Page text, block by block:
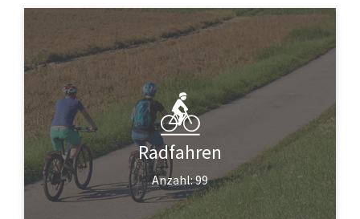
Radfahren
Anzahl: 99